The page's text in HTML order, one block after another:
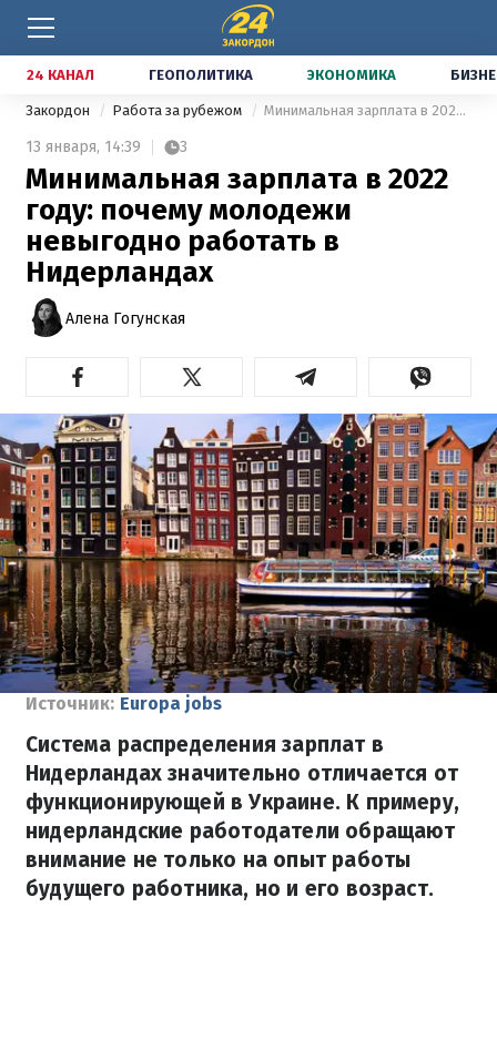
24 КАНАЛ ГЕОПОЛИТИКА ЭКОНОМИКА
Закордон Работа за рубежом Минимальная зарплата в 2022 году: почему молодежи невыгодно работать в Нидерландах
13 января, 14:39 3
Минимальная зарплата в 2022
году: почему молодежи
невыгодно работать в
Нидерландах
Алена Гогунская
Источник: Europa jobs
Система распределения зарплат в
Нидерландах значительно отличается от
функционирующей в Украине. К примеру,
нидерландские работодатели обращают
внимание не только на опыт работы
будущего работника, но и его возраст.